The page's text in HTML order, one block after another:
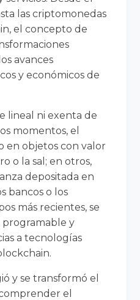
las criptomonedas
el concepto de
avances
y económicos de
lineal ni exenta de
momentos, el
en objetos con valor
o la sal; en otros,
depositada en
bancos o los
más recientes, se
y
a tecnologías
y se transformó el
el